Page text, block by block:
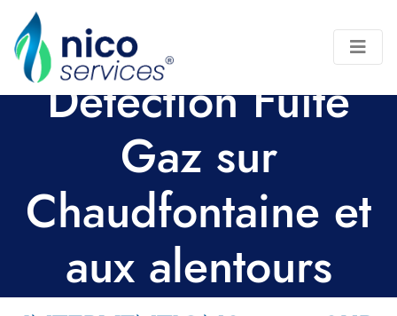
Détection Fuite
Gaz sur
Chaudfontaine et
aux alentours